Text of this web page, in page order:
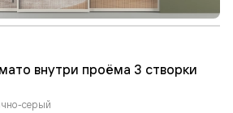
внутри проёма 3 створки
серый